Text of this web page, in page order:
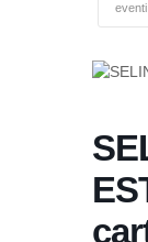
eventi